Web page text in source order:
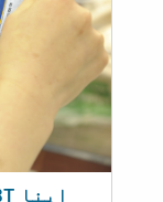
اپنا EBT بیلنس چیک کریں